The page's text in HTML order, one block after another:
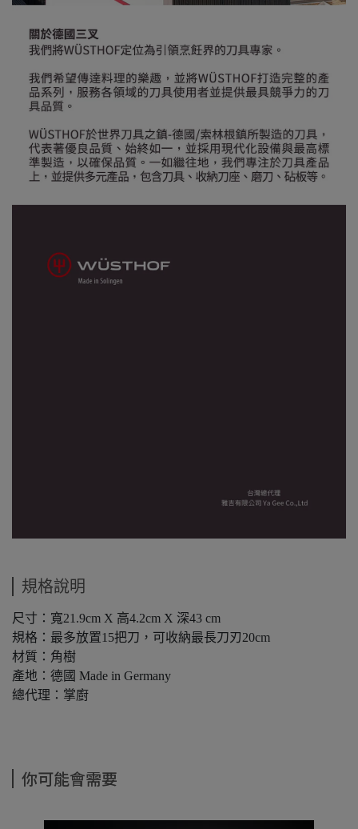
規格說明
尺寸：寬21.9cm X 高4.2cm X 深43 cm
規格：最多放置15把刀，可收納最長刀刃20cm
材質：角樹
產地：德國 Made in Germany
總代理：掌廚
你可能會需要